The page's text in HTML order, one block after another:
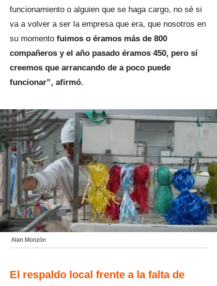
funcionamiento o alguien que se haga cargo, no sé si
va a volver a ser la empresa que era, que nosotros en
su momento fuimos o éramos más de 800
compañeros y el año pasado éramos 450, pero sí
creemos que arrancando de a poco puede
funcionar”, afirmó.
Alan Monzón
El respaldo local frente a la falta de